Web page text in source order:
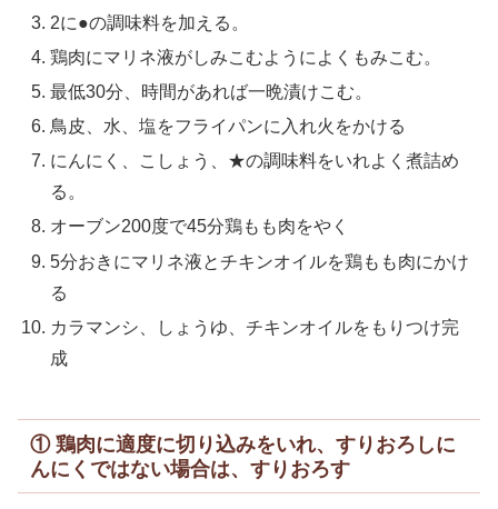
2に●の調味料を加える。
鶏肉にマリネ液がしみこむようによくもみこむ。
最低30分、時間があれば一晩漬けこむ。
鳥皮、水、塩をフライパンに入れ火をかける
にんにく、こしょう、★の調味料をいれよく煮詰め
る。
オーブン200度で45分鶏もも肉をやく
5分おきにマリネ液とチキンオイルを鶏もも肉にかけ
る
カラマンシ、しょうゆ、チキンオイルをもりつけ完
成
① 鶏肉に適度に切り込みをいれ、すりおろしに
んにくではない場合は、すりおろす